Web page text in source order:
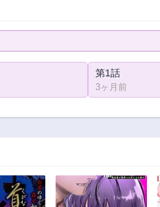
第1話
3ヶ月前